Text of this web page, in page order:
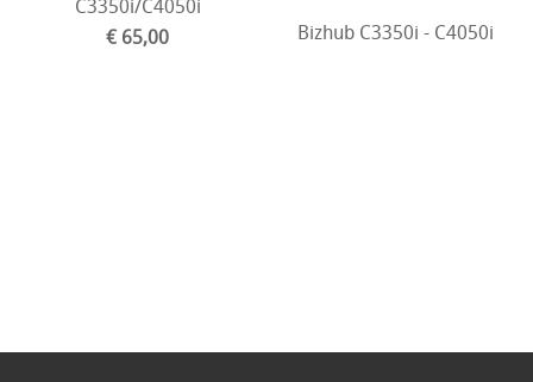
C3350i/C4050i
€ 65,00
Bizhub C3350i - C4050i